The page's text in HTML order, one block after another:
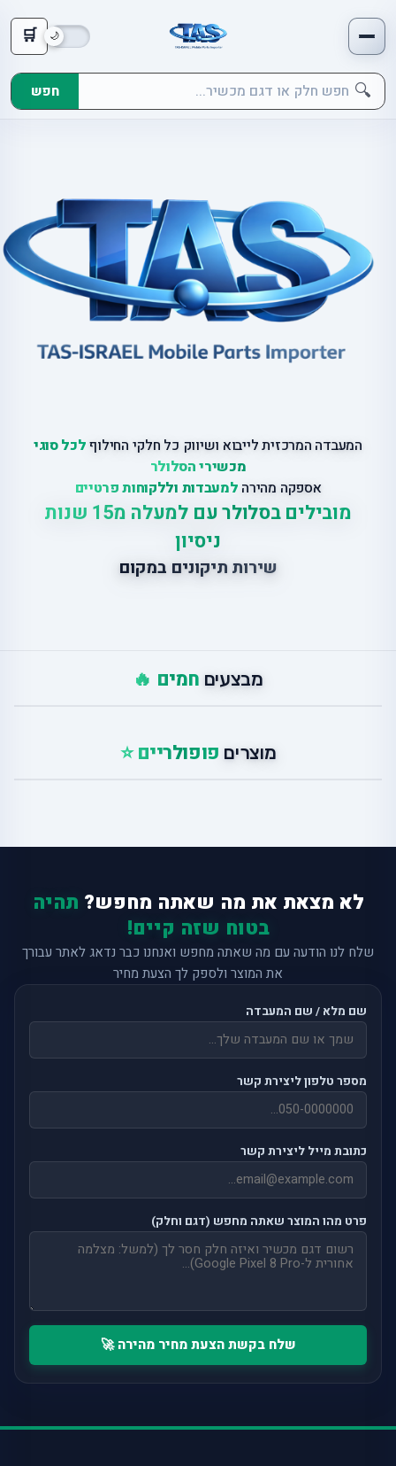
🛒
🔍 חפש
המעבדה המרכזית לייבוא ושיווק כל חלקי החילוףלכל סוגי
מכשירי הסלולר
אספקה מהירה למעבדות וללקוחות פרטיים
מובילים בסלולר עם למעלה מ15 שנות
ניסיון
שירות תיקונים במקום
מבצעים חמים 🔥
מוצרים פופולריים ⭐
לא מצאת את מה שאתה מחפש? תהיה
בטוח שזה קיים!
שלח לנו הודעה עם מה שאתה מחפש ואנחנו כבר נדאג לאתר עבורך
את המוצר ולספק לך הצעת מחיר
שם מלא / שם המעבדה
מספר טלפון ליצירת קשר
כתובת מייל ליצירת קשר
פרט מהו המוצר שאתה מחפש (דגם וחלק)
שלח בקשת הצעת מחיר מהירה 🚀